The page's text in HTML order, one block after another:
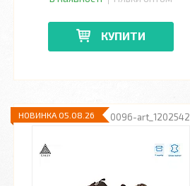
КУПИТИ
R0096-art_1202542
НОВИНКА 05.08.26